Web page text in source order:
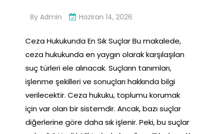
By Admin Haziran 14, 2026
Ceza Hukukunda En Sık Suçlar Bu makalede,
ceza hukukunda en yaygın olarak karşılaşılan
suç türleri ele alınacak. Suçların tanımları,
işlenme şekilleri ve sonuçları hakkında bilgi
verilecektir. Ceza hukuku, toplumu korumak
için var olan bir sistemdir. Ancak, bazı suçlar
diğerlerine göre daha sık işlenir. Peki, bu suçlar